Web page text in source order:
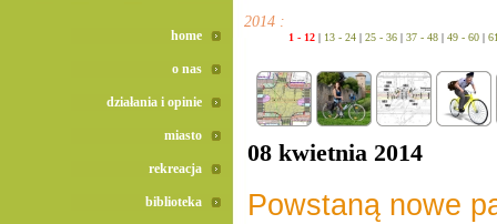
2014 :
1 - 12 | 13 - 24 | 25 - 36 | 37 - 48 | 49 - 60 |
08 kwietnia 2014
Powstaną nowe
home
o nas
działania i opinie
miasto
rekreacja
biblioteka